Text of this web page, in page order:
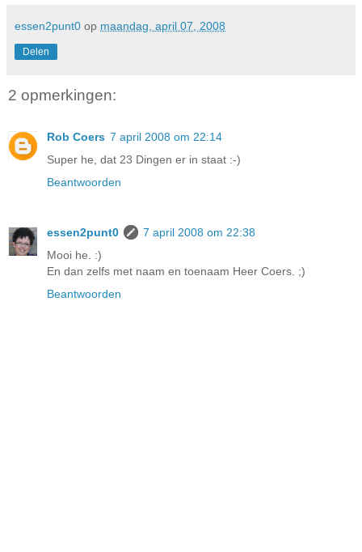
essen2punt0 op maandag, april 07, 2008
Delen
2 opmerkingen:
Rob Coers 7 april 2008 om 22:14
Super he, dat 23 Dingen er in staat :-)
Beantwoorden
essen2punt0
7 april 2008 om 22:38
Mooi he. :)
En dan zelfs met naam en toenaam Heer Coers. ;)
Beantwoorden